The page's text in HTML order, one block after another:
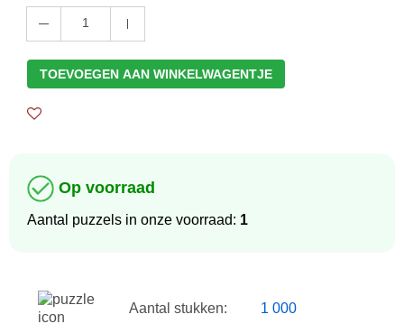
1
TOEVOEGEN AAN WINKELWAGENTJE
Op voorraad
Aantal puzzels in onze voorraad: 1
Aantal stukken: 1 000